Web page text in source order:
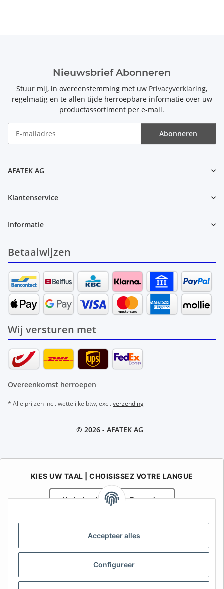
Accepteer alles
Configureer
Nieuwsbrief Abonneren
Stuur mij, in overeenstemming met uw Privacyverklaring,
regelmatig en te allen tijde herroepbare informatie over uw
productassortiment per e-mail.
Abonneren
AFATEK AG
Klantenservice
Informatie
Betaalwijzen
Wij versturen met
Overeenkomst herroepen
* Alle prijzen incl. wettelijke btw, excl.verzending
© 2026 - AFATEK AG
KIES UW TAAL | CHOISISSEZ VOTRE LANGUE
Nederlands Français
Uw specialist in onderdelen voor aanhangwagens | Votre
spécialiste en pièces détachées pour remorques
Contact: info@afatek.com